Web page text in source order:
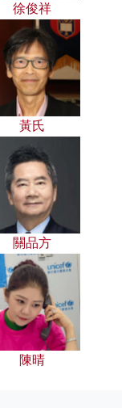
徐俊祥
黃氏
關品方
陳晴